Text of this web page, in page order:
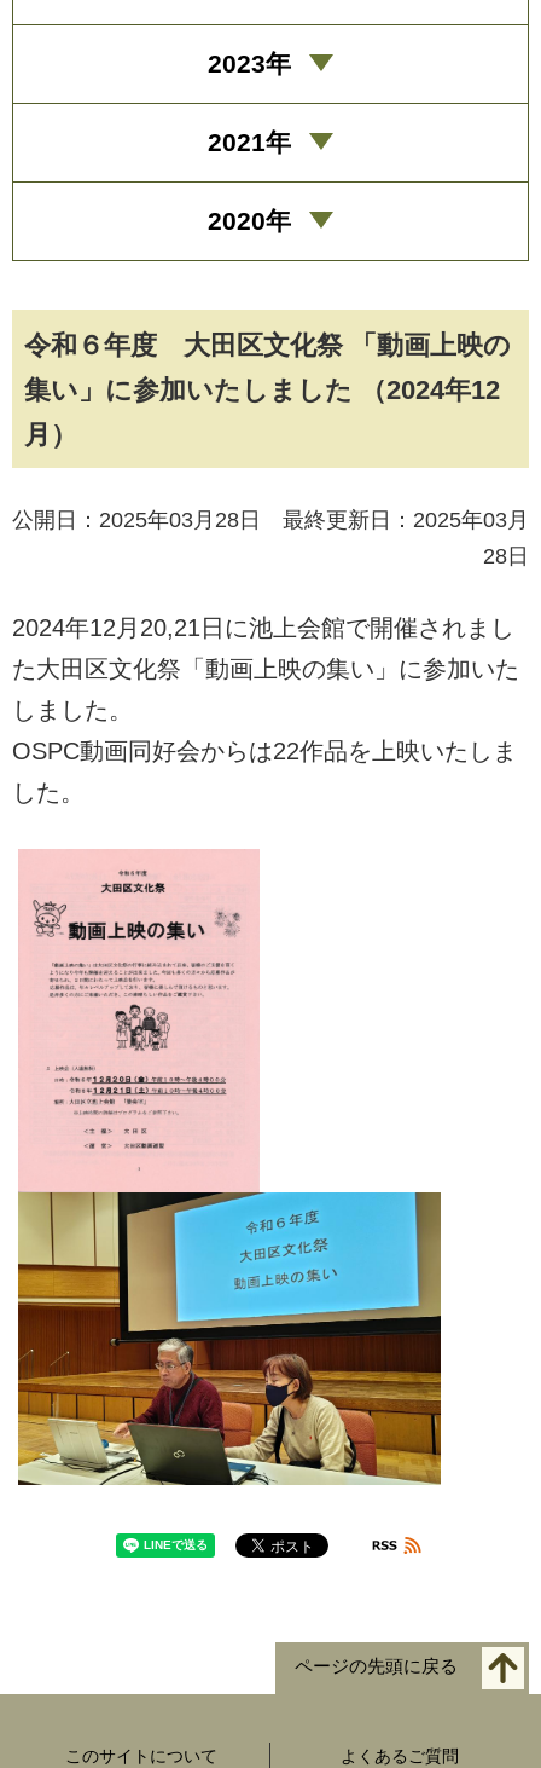
令和６年度 大田区文化祭 「動画上映の
集い」に参加いたしました （2024年12
月）
公開日：2025年03月28日 最終更新日：2025年03月
28日
2024年12月20,21日に池上会館で開催されまし
た大田区文化祭「動画上映の集い」に参加いた
しました。
OSPC動画同好会からは22作品を上映いたしま
した。
2023年
2021年
2020年
ページの先頭に戻る
このサイトについて よくあるご質問